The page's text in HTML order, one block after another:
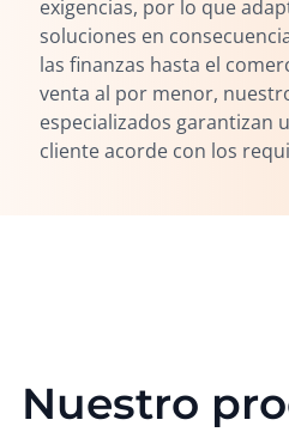
Nuestro
exigencias, por lo que
soluciones en
las finanzas hasta el
venta al por menor,
especializados garantizan
cliente acorde con los